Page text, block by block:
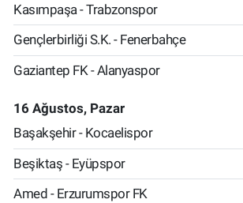
Kasımpaşa - Trabzonspor
Gençlerbirliği S.K. - Fenerbahçe
Gaziantep FK - Alanyaspor
16 Ağustos, Pazar
Başakşehir - Kocaelispor
Beşiktaş - Eyüpspor
Amed - Erzurumspor FK